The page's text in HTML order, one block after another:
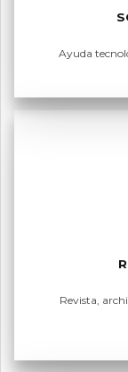
Ayuda
Revista,